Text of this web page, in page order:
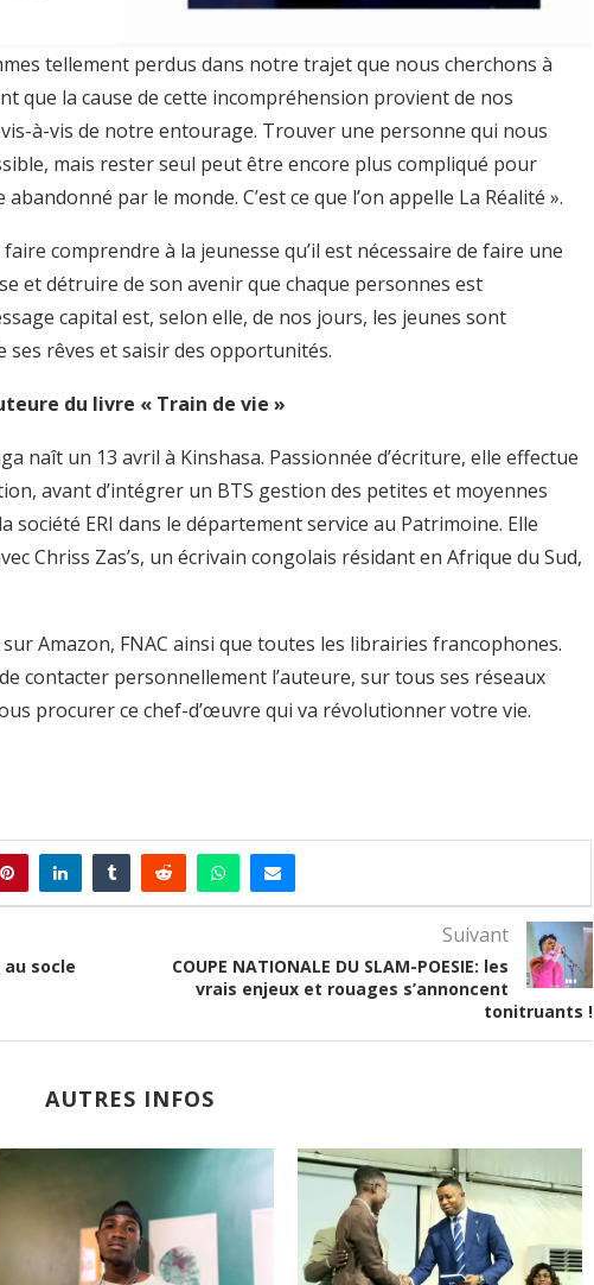
tellement perdus dans notre trajet que nous cherchons à
que la cause de cette incompréhension provient de nos
à-vis de notre entourage. Trouver une personne qui nous
mais rester seul peut être encore plus compliqué pour
par le monde. C’est ce que l’on appelle La Réalité ».
comprendre à la jeunesse qu’il est nécessaire de faire une
et détruire de son avenir que chaque personnes est
capital est, selon elle, de nos jours, les jeunes sont
rêves et saisir des opportunités.
du livre « Train de vie »
naît un 13 avril à Kinshasa. Passionnée d’écriture, elle effectue
avant d’intégrer un BTS gestion des petites et moyennes
société ERI dans le département service au Patrimoine. Elle
Chriss Zas’s, un écrivain congolais résidant en Afrique du Sud,
Amazon, FNAC ainsi que toutes les librairies francophones.
contacter personnellement l’auteure, sur tous ses réseaux
procurer ce chef-d’œuvre qui va révolutionner votre vie.
au socle
Suivant
COUPE NATIONALE DU SLAM-POESIE: les
vrais enjeux et rouages s’annoncent
tonitruants !
AUTRES INFOS